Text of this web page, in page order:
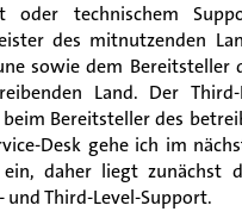
oder technischem
des mitnutzenden
sowie dem Bereitsteller
Land. Der
Bereitsteller des
Desk gehe ich im
daher liegt zunächst
und Third-Level-Support.